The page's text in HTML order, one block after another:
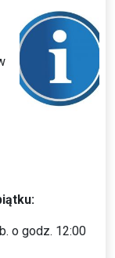
o godz. 12:00